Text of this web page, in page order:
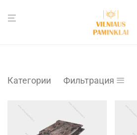
Категории Фильтрация